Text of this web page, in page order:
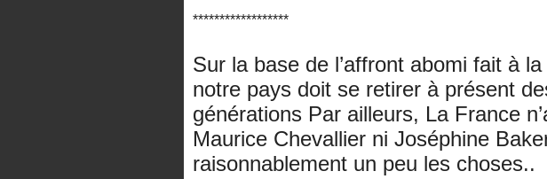
******************
Sur la base de l’affront abomi fait à
notre pays doit se retirer à présent
générations Par ailleurs, La France
Maurice Chevallier ni Joséphine
raisonnablement un peu les choses..